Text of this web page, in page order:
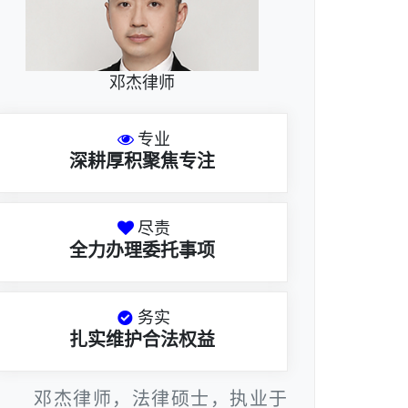
邓杰律师
专业
深耕厚积聚焦专注
尽责
全力办理委托事项
务实
扎实维护合法权益
邓杰律师，法律硕士，执业于